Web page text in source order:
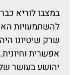
במצבו לוריא
להשתמעויות
שרק שיטיונו
אפשרית
יהושע בעושר